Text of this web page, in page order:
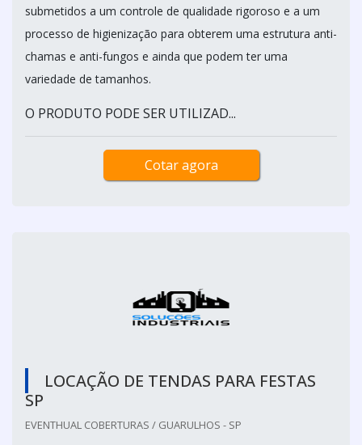
submetidos a um controle de qualidade rigoroso e a um
processo de higienização para obterem uma estrutura anti-
chamas e anti-fungos e ainda que podem ter uma
variedade de tamanhos.
O PRODUTO PODE SER UTILIZAD...
Cotar agora
LOCAÇÃO DE TENDAS PARA FESTAS
SP
EVENTHUAL COBERTURAS / GUARULHOS - SP